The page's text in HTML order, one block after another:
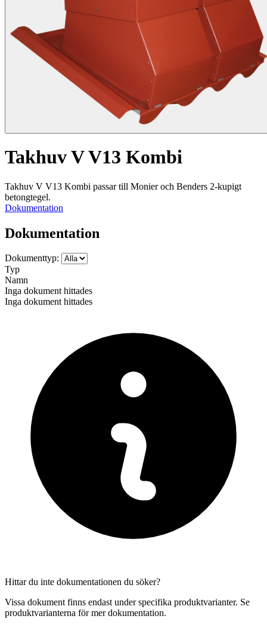
Takhuv V V13 Kombi
Takhuv V V13 Kombi passar till Monier och Benders 2-kupigt
betongtegel.
Dokumentation
Dokumentation
Dokumenttyp:
Typ
Namn
Inga dokument hittades
Inga dokument hittades
Hittar du inte dokumentationen du söker?
Vissa dokument finns endast under specifika produktvarianter. Se
produktvarianterna för mer dokumentation.